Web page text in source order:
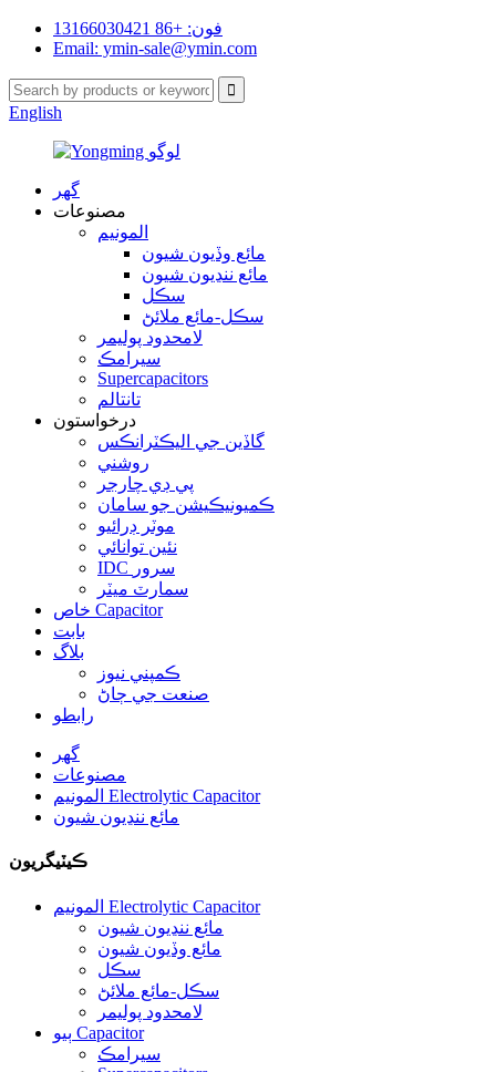
فون: +86 13166030421
Email: ymin-sale@ymin.com
English
گهر
مصنوعات
المونيم
مائع وڏيون شيون
مائع ننڍيون شيون
سڪل
سڪل-مائع ملائڻ
لامحدود پوليمر
سيرامڪ
Supercapacitors
تانتالم
درخواستون
گاڏين جي اليڪٽرانڪس
روشني
پي ڊي چارجر
ڪميونيڪيشن جو سامان
موٽر ڊرائيو
نئين توانائي
IDC سرور
سمارٽ ميٽر
خاص Capacitor
بابت
بلاگ
ڪمپني نيوز
صنعت جي ڄاڻ
رابطو
گهر
مصنوعات
المونيم Electrolytic Capacitor
مائع ننڍيون شيون
ڪيٽيگريون
المونيم Electrolytic Capacitor
مائع ننڍيون شيون
مائع وڏيون شيون
سڪل
سڪل-مائع ملائڻ
لامحدود پوليمر
ٻيو Capacitor
سيرامڪ